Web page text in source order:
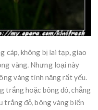
cáp, không bị lai tạp, giao
vàng. Nhưng loại này
vàng tính năng rất yếu.
trắng hoặc bông đỏ, chẳng
trắng đỏ, bông vàng biến